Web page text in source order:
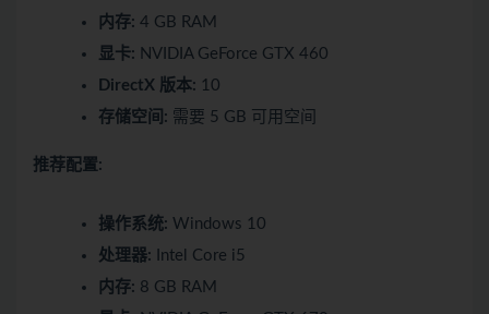
内存: 4 GB RAM
显卡: NVIDIA GeForce GTX 460
DirectX 版本: 10
存储空间: 需要 5 GB 可用空间
推荐配置:
操作系统: Windows 10
处理器: Intel Core i5
内存: 8 GB RAM